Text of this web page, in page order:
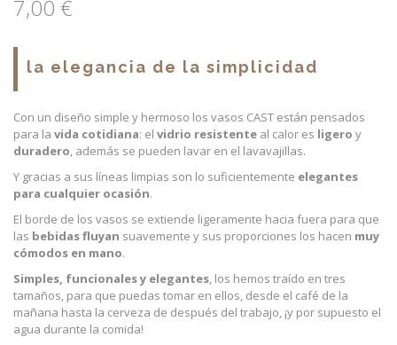
7,00 €
la elegancia de la simplicidad
Con un diseño simple y hermoso los vasos CAST están pensados
para la vida cotidiana: el vidrio resistente al calor es ligero y
duradero, además se pueden lavar en el lavavajillas.
Y gracias a sus líneas limpias son lo suficientemente elegantes
para cualquier ocasión.
El borde de los vasos se extiende ligeramente hacia fuera para que
las bebidas fluyan suavemente y sus proporciones los hacen muy
cómodos en mano.
Simples, funcionales y elegantes, los hemos traído en tres
tamaños, para que puedas tomar en ellos, desde el café de la
mañana hasta la cerveza de después del trabajo, ¡y por supuesto el
agua durante la comida!